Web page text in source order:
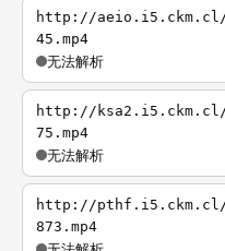
http://aeio.i5.ckm.cl/
45.mp4
无法解析
http://ksa2.i5.ckm.cl/
75.mp4
无法解析
http://pthf.i5.ckm.cl/
873.mp4